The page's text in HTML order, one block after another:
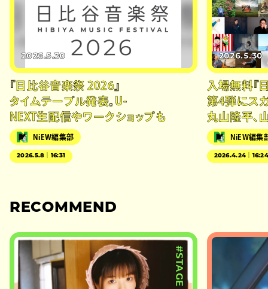
2026.5.30
『日比谷音楽祭 2026』
タイムテーブル発表。U-
NEXT生配信やワークショップも
NiEW編集部
2026.5.8｜16:31
2026.5.30
入場無料『
第4弾にスガ
丸山隆平、
NiEW編集
2026.4.24｜
RECOMMEND
#STAGE